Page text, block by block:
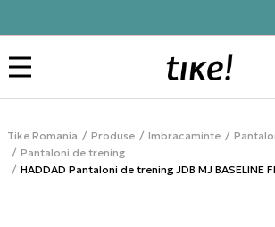
Tike Romania Produse Imbracaminte
Pantaloni de trening
HADDAD Pantaloni de trening JDB MJ BASELINE